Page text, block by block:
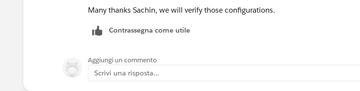
Many thanks Sachin, we will verify those configurations.
Contrassegna come utile
Aggiungi un commento
Scrivi una risposta...